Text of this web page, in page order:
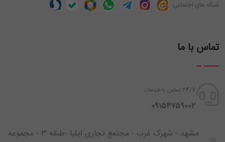
شبکه های اجتماعی:
تماس با ما
24/7 تماس با خدمات
‪ 09154759002
مشهد - شهرک غرب - مجتمع تجاری ایلیا -طبقه 3 - مجموعه